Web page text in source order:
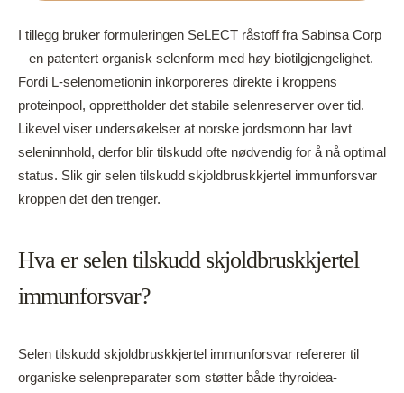
I tillegg bruker formuleringen SeLECT råstoff fra Sabinsa Corp
– en patentert organisk selenform med høy biotilgjengelighet.
Fordi L-selenometionin inkorporeres direkte i kroppens
proteinpool, opprettholder det stabile selenreserver over tid.
Likevel viser undersøkelser at norske jordsmonn har lavt
seleninnhold, derfor blir tilskudd ofte nødvendig for å nå optimal
status. Slik gir selen tilskudd skjoldbruskkjertel immunforsvar
kroppen det den trenger.
Hva er selen tilskudd skjoldbruskkjertel
immunforsvar?
Selen tilskudd skjoldbruskkjertel immunforsvar refererer til
organiske selenpreparater som støtter både thyroidea-